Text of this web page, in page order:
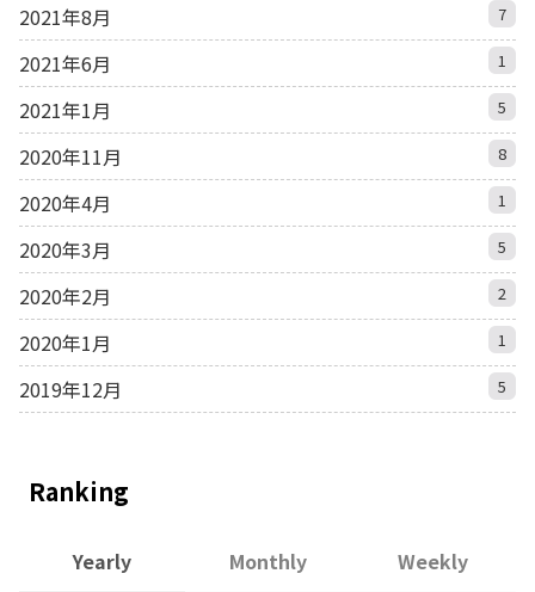
2021年8月 7
2021年6月 1
2021年1月 5
2020年11月 8
2020年4月 1
2020年3月 5
2020年2月 2
2020年1月 1
2019年12月 5
Ranking
Yearly Monthly Weekly